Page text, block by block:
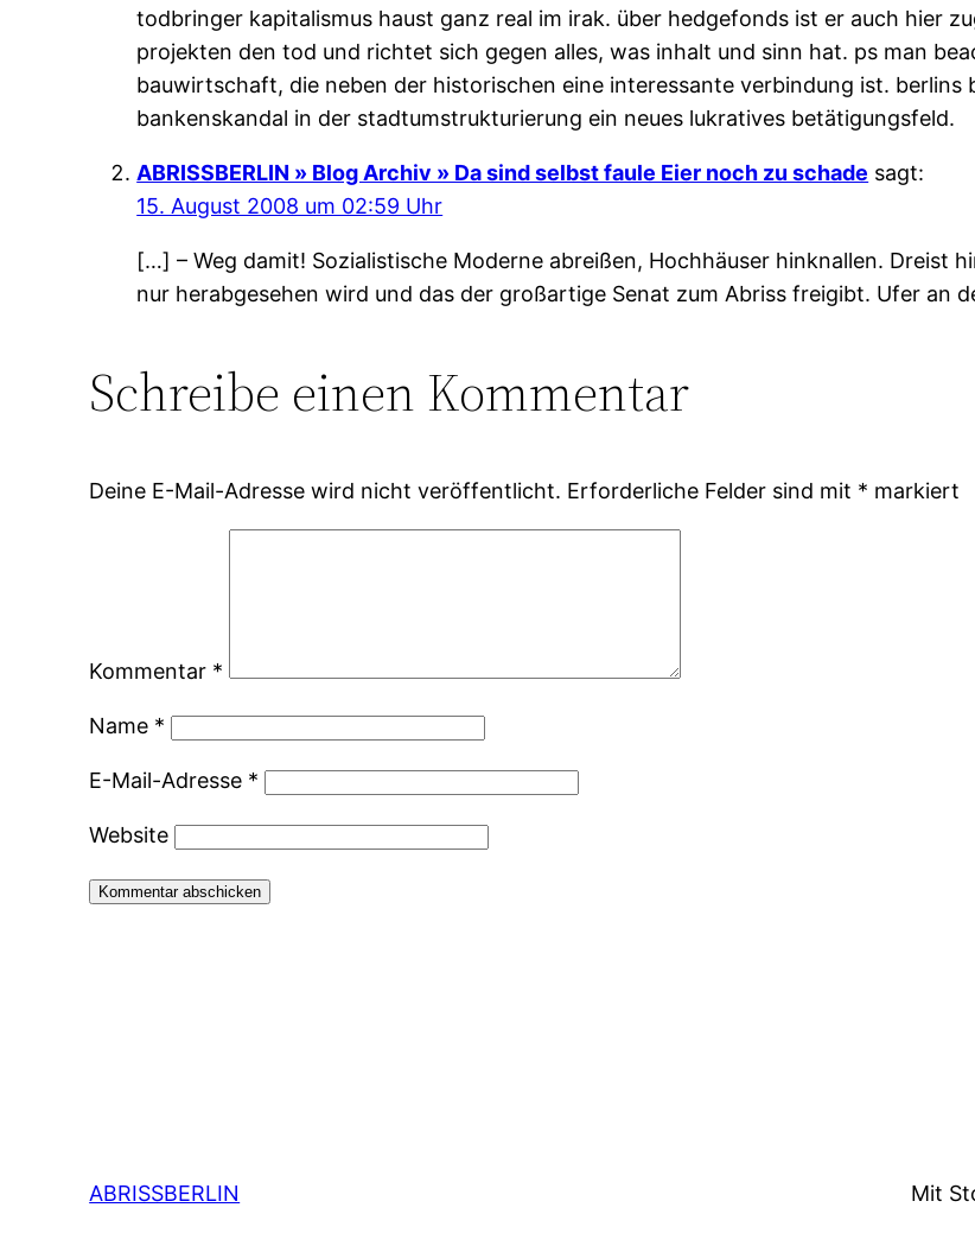
todbringer kapitalismus haust ganz real im irak. über hedgefonds ist er auch hier
projekten den tod und richtet sich gegen alles, was inhalt und sinn hat. ps man
bauwirtschaft, die neben der historischen eine interessante verbindung ist.
bankenskandal in der stadtumstrukturierung ein neues lukratives betätigungsfeld.
ABRISSBERLIN » Blog Archiv » Da sind selbst faule Eier noch zu schade sagt:
15. August 2008 um 02:59 Uhr
[…] – Weg damit! Sozialistische Moderne abreißen, Hochhäuser hinknallen. Dreist
nur herabgesehen wird und das der großartige Senat zum Abriss freigibt. Ufer an
Schreibe einen Kommentar
Deine E-Mail-Adresse wird nicht veröffentlicht. Erforderliche Felder sind mit * markiert
Kommentar *
Name *
E-Mail-Adresse *
Website
ABRISSBERLIN Mit